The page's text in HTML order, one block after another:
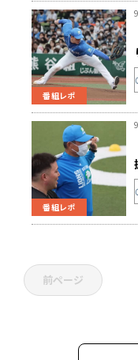
番組レポ
番組レポ
前ページ